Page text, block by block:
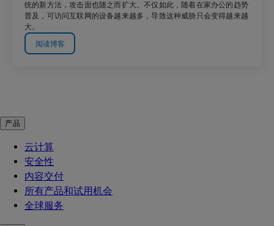
统的新方法，攻击面也随之而扩大。不仅如此，随着在家办公的趋势
普及，可访问互联网的设备越来越多，导致这种威胁只会变得越来越
大。
阅读博客
产品
云计算
安全性
内容交付
所有产品和试用机会
全球服务